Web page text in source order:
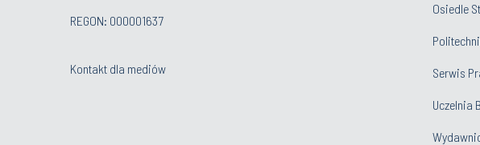
REGON: 000001637
Kontakt dla mediów
Osiedle
Serwis
Uczelnia